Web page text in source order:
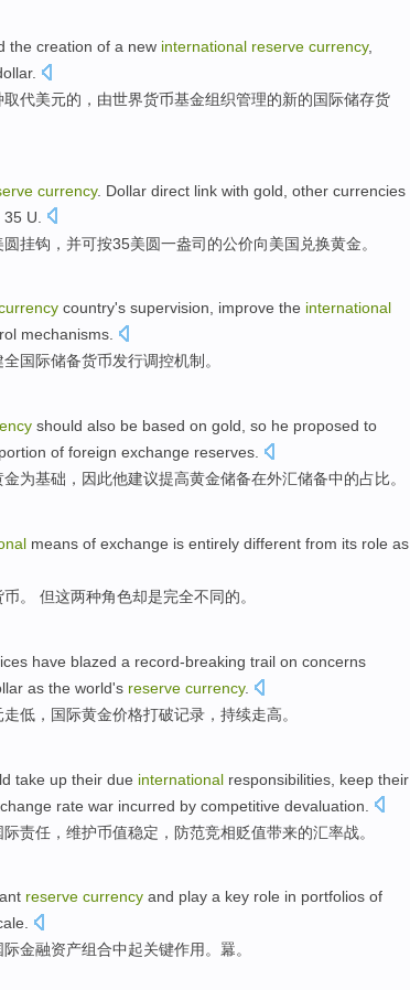
the creation of a new international reserve currency,
.
取代美元的 ， 由世界货币基金组织管理的新的国际储存货
currency. Dollar direct link with gold , other currencies
35 U
挂钩， 并可按35美圆一盎司的公价向美国 兑换黄金。
country's supervision, improve the international
mechanisms.
全国际储备货币发行调控机制 。
should also be based on gold so he proposed to
of foreign exchange reserves
金为基础 ， 因此他建议提高黄金储备在外汇储备中的占比。
means of exchange is entirely different from its role as
币。 但这两种角色却是完全不同的。
have blazed a record-breaking trail on concerns
as the world's reserve currency.
走低 ， 国际黄金价格打破记录 ，持续走高。
take up their due international responsibilities keep their
rate war incurred by competitive devaluation
际责任 ， 维护币值稳定 ， 防范竞相贬值带来的汇率战。
reserve currency and play a key role in portfolios of
际金融资产组合中起关键作用。羃。